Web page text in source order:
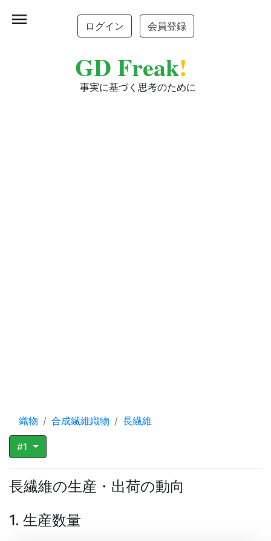
ログイン 会員登録
GD Freak!
事実に基づく思考のために
menu
織物 合成繊維織物 長繊維
#1
長繊維の生産・出荷の動向
1. 生産数量